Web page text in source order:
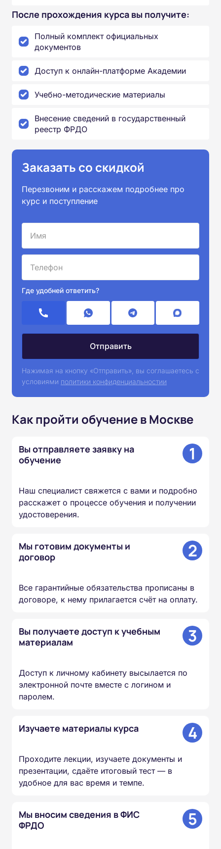
После прохождения курса вы получите:
Полный комплект официальных
документов
Доступ к онлайн-платформе Академии
Учебно-методические материалы
Внесение сведений в государственный
реестр ФРДО
Заказать со скидкой
Перезвоним и расскажем подробнее про
курс и поступление
Где удобней ответить?
Нажимая на кнопку «Отправить», вы соглашаетесь с
условиями политики конфиденциальностии
Как пройти обучение в Москве
Вы отправляете заявку на
обучение
1
Наш специалист свяжется с вами и подробно
расскажет о процессе обучения и получении
удостоверения.
Мы готовим документы и
договор
2
Все гарантийные обязательства прописаны в
договоре, к нему прилагается счёт на оплату.
Вы получаете доступ к учебным
материалам
3
Доступ к личному кабинету высылается по
электронной почте вместе с логином и
паролем.
Изучаете материалы курса 4
Проходите лекции, изучаете документы и
презентации, сдаёте итоговый тест — в
удобное для вас время и темпе.
Мы вносим сведения в ФИС
ФРДО
5